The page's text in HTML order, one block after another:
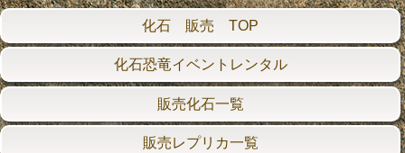
化石 販売 TOP
化石恐竜イベントレンタル
販売化石一覧
販売レプリカ一覧